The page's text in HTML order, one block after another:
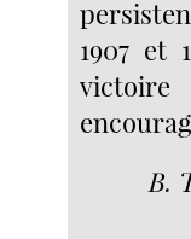
1907 et
B.